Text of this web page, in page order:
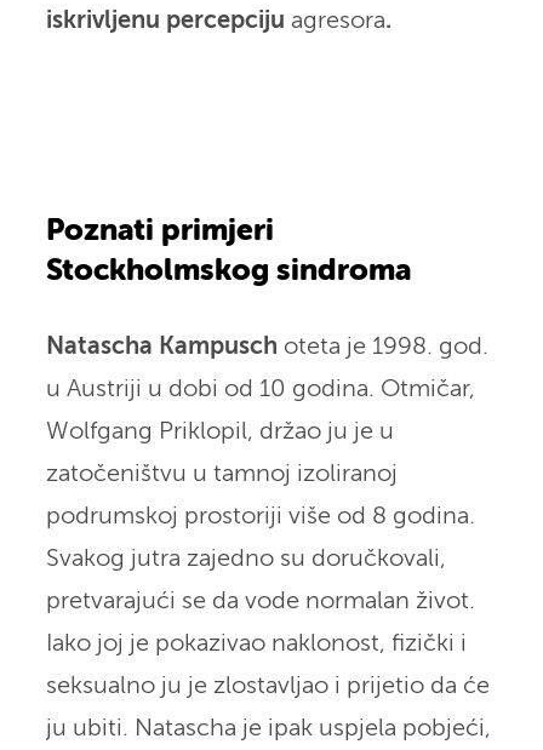
iskrivljenu percepciju agresora.
Poznati primjeri
Stockholmskog sindroma
Natascha Kampusch oteta je 1998. god.
u Austriji u dobi od 10 godina. Otmičar,
Wolfgang Priklopil, držao ju je u
zatočeništvu u tamnoj izoliranoj
podrumskoj prostoriji više od 8 godina.
Svakog jutra zajedno su doručkovali,
pretvarajući se da vode normalan život.
Iako joj je pokazivao naklonost, fizički i
seksualno ju je zlostavljao i prijetio da će
ju ubiti. Natascha je ipak uspjela pobjeći,